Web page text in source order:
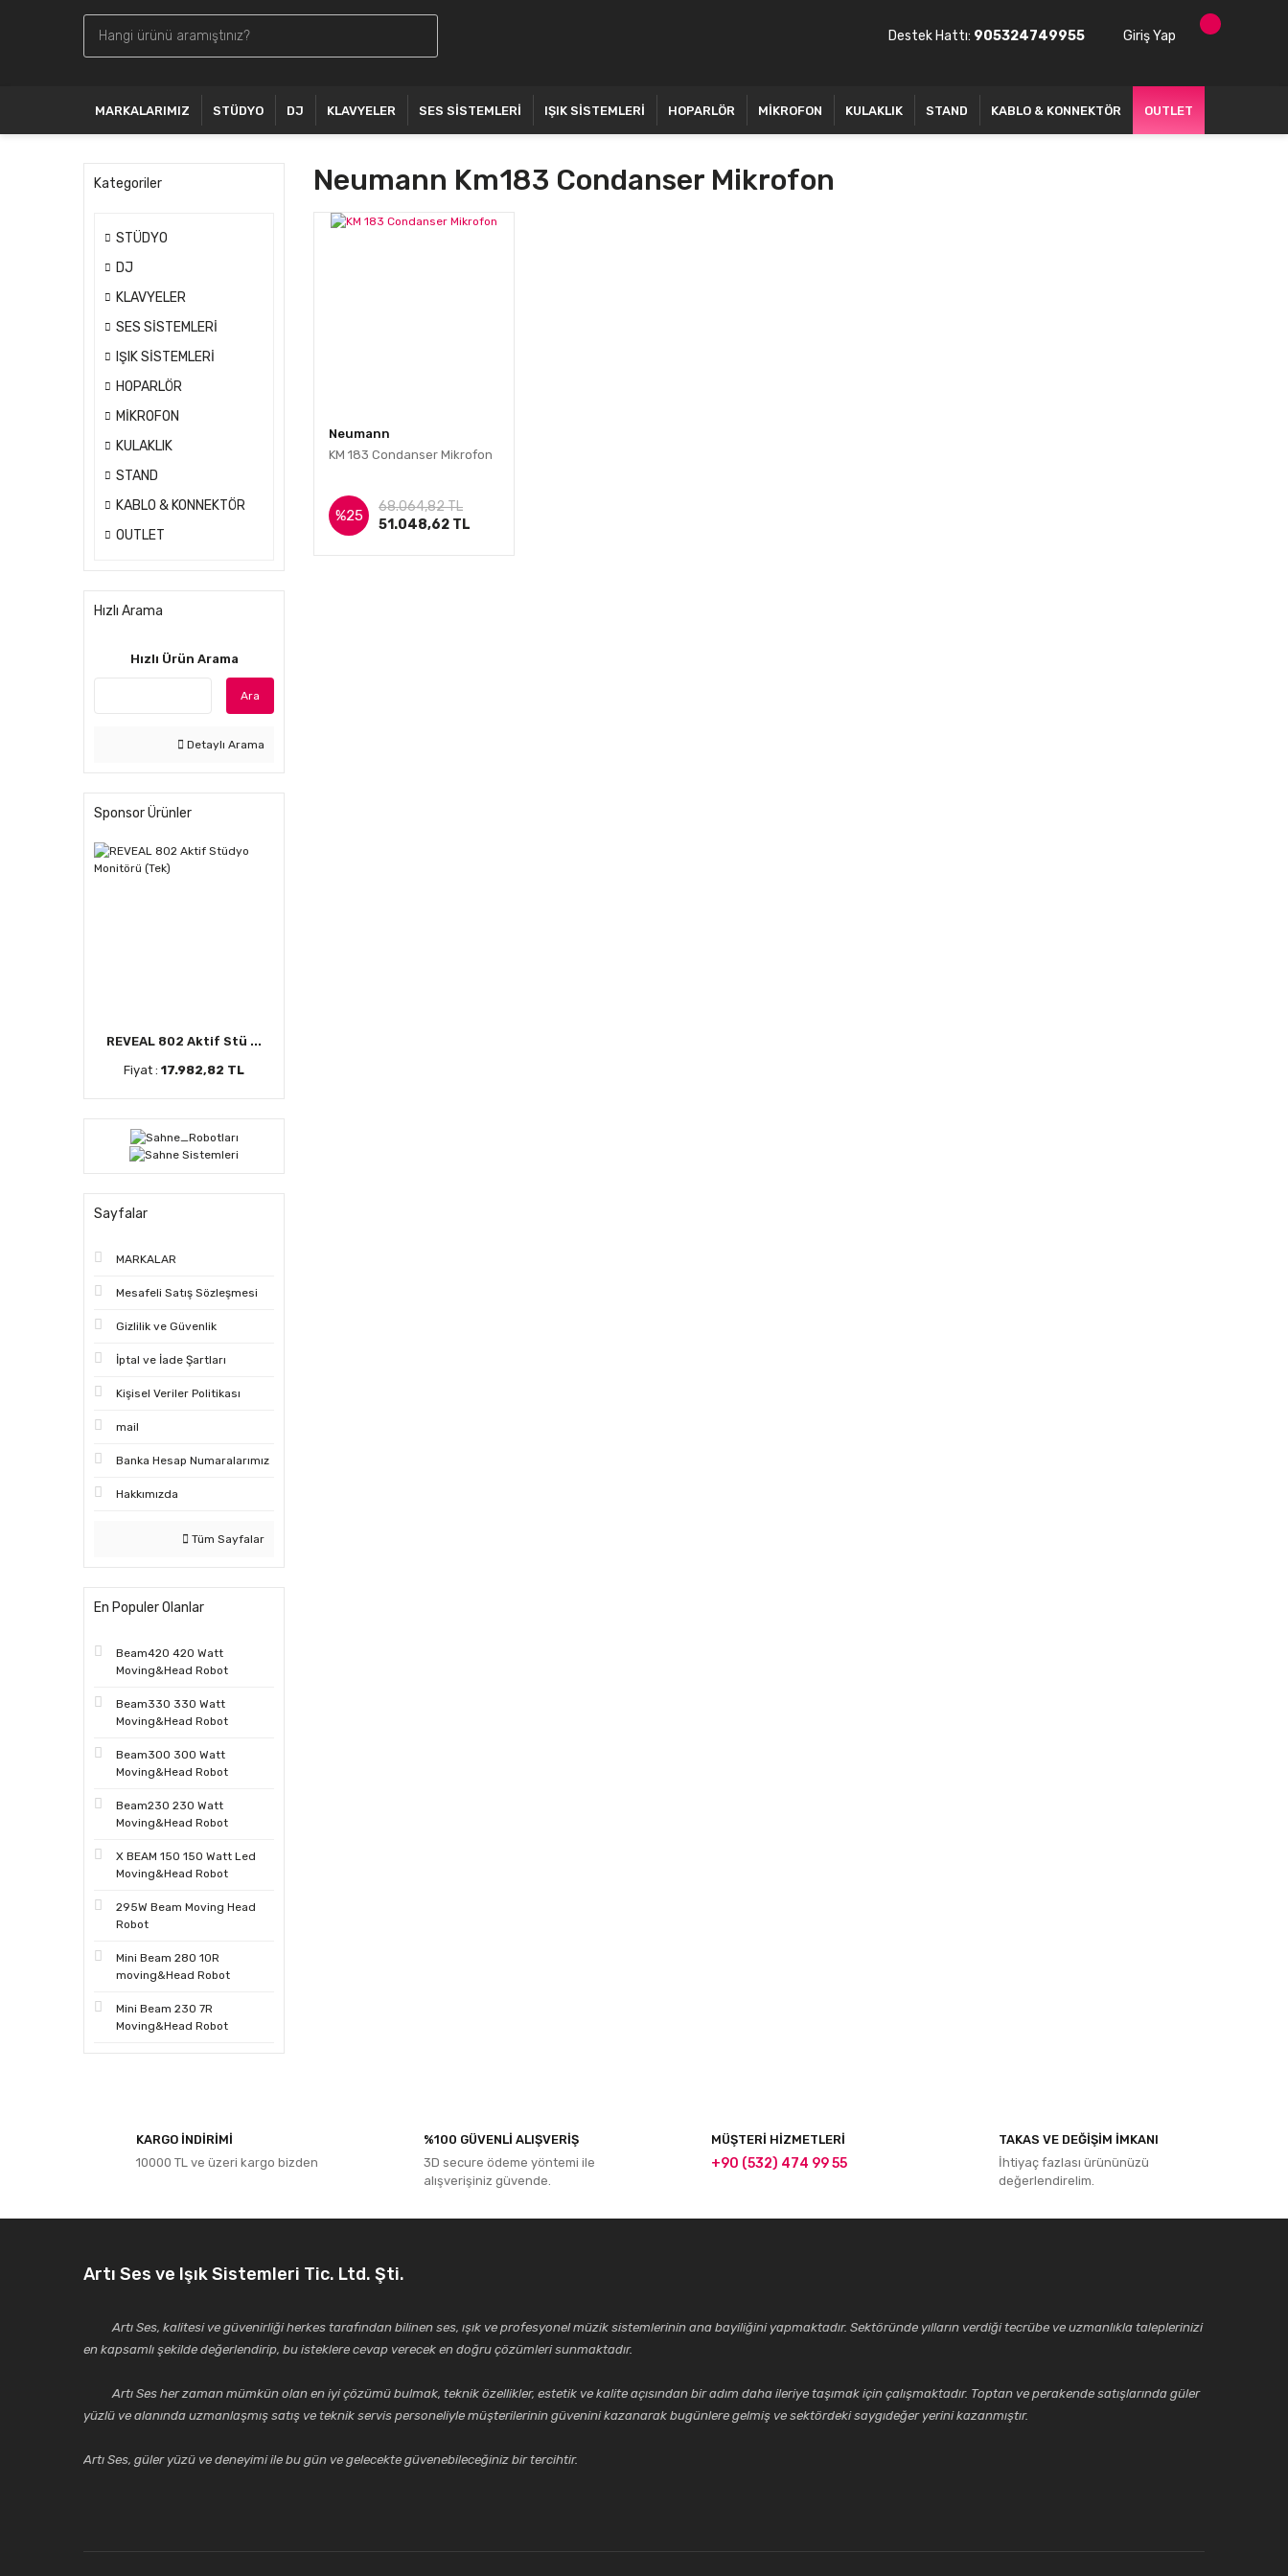
Destek Hattı: 905324749955 Giriş Yap
MARKALARIMIZ STÜDYO DJ KLAVYELER SES SİSTEMLERİ IŞIK SİSTEMLERİ HOPARLÖR MİKROFON KULAKLIK STAND KABLO & KONNEKTÖR OUTLET
Kategoriler
STÜDYO
DJ
KLAVYELER
SES SİSTEMLERİ
IŞIK SİSTEMLERİ
HOPARLÖR
MİKROFON
KULAKLIK
STAND
KABLO & KONNEKTÖR
OUTLET
Hızlı Arama
Hızlı Ürün Arama
Ara
Detaylı Arama
Sponsor Ürünler
REVEAL 802 Aktif Stü ...
Fiyat : 17.982,82 TL
Sayfalar
MARKALAR
Mesafeli Satış Sözleşmesi
Gizlilik ve Güvenlik
İptal ve İade Şartları
Kişisel Veriler Politikası
mail
Banka Hesap Numaralarımız
Hakkımızda
Tüm Sayfalar
En Populer Olanlar
Beam420 420 Watt
Moving&Head Robot
Beam330 330 Watt
Moving&Head Robot
Beam300 300 Watt
Moving&Head Robot
Beam230 230 Watt
Moving&Head Robot
X BEAM 150 150 Watt Led
Moving&Head Robot
295W Beam Moving Head
Robot
Mini Beam 280 10R
moving&Head Robot
Mini Beam 230 7R
Moving&Head Robot
Neumann Km183 Condanser Mikrofon
Neumann
KM 183 Condanser Mikrofon
%25
68.064,82 TL
51.048,62 TL
KARGO İNDİRİMİ
10000 TL ve üzeri kargo bizden
%100 GÜVENLİ ALIŞVERİŞ
3D secure ödeme yöntemi ile
alışverişiniz güvende.
MÜŞTERİ HİZMETLERİ
+90 (532) 474 99 55
TAKAS VE DEĞİŞİM İMKANI
İhtiyaç fazlası ürününüzü
değerlendirelim.
Artı Ses ve Işık Sistemleri Tic. Ltd. Şti.
Artı Ses, kalitesi ve güvenirliği herkes tarafından bilinen ses, ışık ve profesyonel müzik sistemlerinin ana bayiliğini yapmaktadır. Sektöründe yılların verdiği tecrübe ve uzmanlıkla taleplerinizi
en kapsamlı şekilde değerlendirip, bu isteklere cevap verecek en doğru çözümleri sunmaktadır.
Artı Ses her zaman mümkün olan en iyi çözümü bulmak, teknik özellikler, estetik ve kalite açısından bir adım daha ileriye taşımak için çalışmaktadır. Toptan ve perakende satışlarında güler
yüzlü ve alanında uzmanlaşmış satış ve teknik servis personeliyle müşterilerinin güvenini kazanarak bugünlere gelmiş ve sektördeki saygıdeğer yerini kazanmıştır.
Artı Ses, güler yüzü ve deneyimi ile bu gün ve gelecekte güvenebileceğiniz bir tercihtir.